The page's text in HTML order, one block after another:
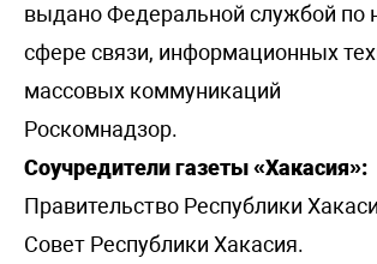
выдано Федеральной службой по
сфере связи, информационных
массовых коммуникаций
Роскомнадзор.
Соучредители газеты «Хакасия»:
Правительство Республики
Совет Республики Хакасия.